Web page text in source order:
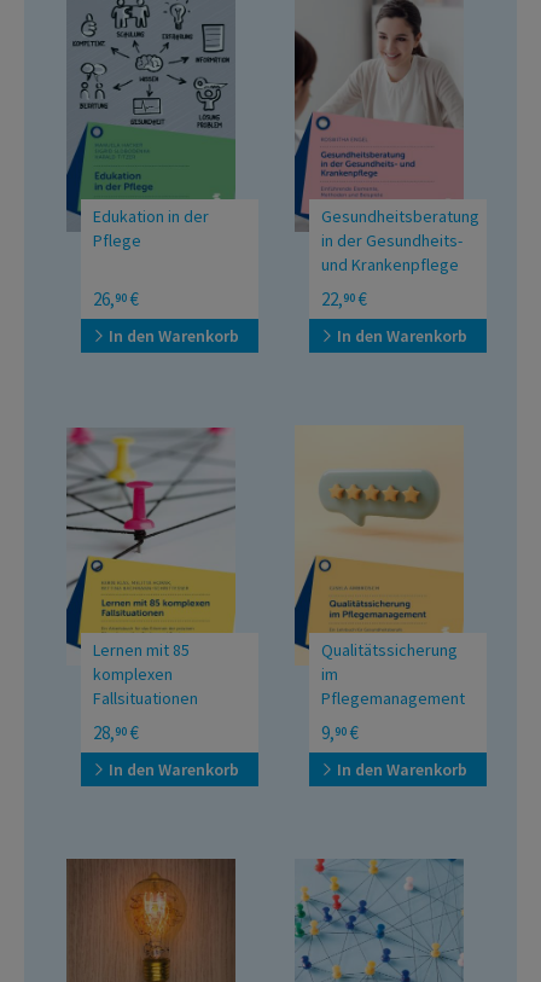
Edukation in der
Pflege
26,90 €
In den Warenkorb
Gesundheitsberatung
in der Gesundheits-
und Krankenpflege
Einführende Elemente,
Methoden und Beispiele
22,90 €
In den Warenkorb
Lernen mit 85
komplexen
Fallsituationen
Ein Arbeitsbuch für das
Erlernen der präzisen
Pflegediagnostik in
Studium und Praxis
28,90 €
In den Warenkorb
Qualitätssicherung
im
Pflegemanagement
Ein Lehrbuch für
Gesundheitsberufe
9,90 €
In den Warenkorb